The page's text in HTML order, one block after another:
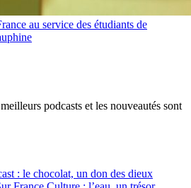
au service des étudiants de
podcasts et les nouveautés sont
: le chocolat, un don des dieux